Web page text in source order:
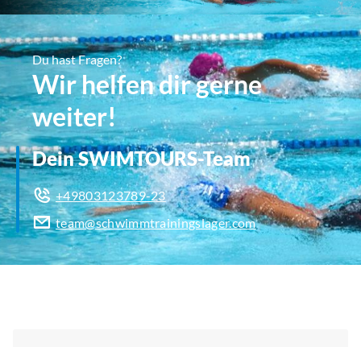
Du hast Fragen?
Wir helfen dir gerne
weiter!
Dein SWIMTOURS-Team
+49803123789-23
team@schwimmtrainingslager.com